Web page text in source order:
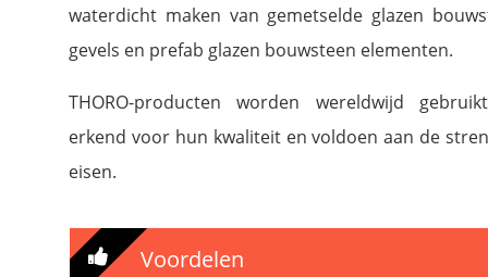
waterdicht maken van gemetselde glazen
gevels en prefab glazen bouwsteen elementen.
THORO-producten worden wereldwijd
erkend voor hun kwaliteit en voldoen aan de
eisen.
Voordelen